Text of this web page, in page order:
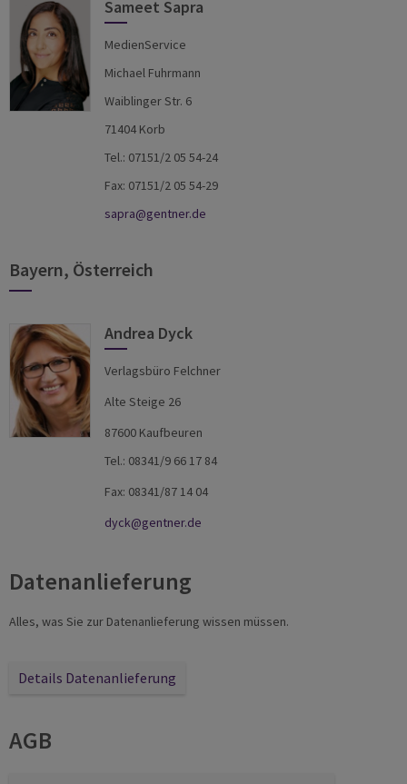
Sameet Sapra
MedienService
Michael Fuhrmann
Waiblinger Str. 6
71404 Korb
Tel.: 07151/2 05 54-24
Fax: 07151/2 05 54-29
sapra@gentner.de
Bayern, Österreich
Andrea Dyck
Verlagsbüro Felchner
Alte Steige 26
87600 Kaufbeuren
Tel.: 08341/9 66 17 84
Fax: 08341/87 14 04
dyck@gentner.de
Datenanlieferung
Alles, was Sie zur Datenanlieferung wissen müssen.
Details Datenanlieferung
AGB